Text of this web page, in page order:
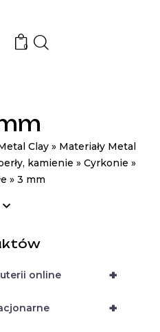
0
Clay » Materiały Metal
kamienie » Cyrkonie »
» 3 mm
+
online
+